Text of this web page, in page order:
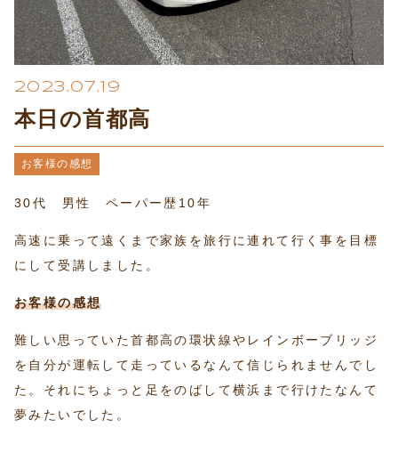
2023.07.19
本日の首都高
お客様の感想
30代 男性 ペーパー歴10年
高速に乗って遠くまで家族を旅行に連れて行く事を目標
にして受講しました。
お客様の感想
難しい思っていた首都高の環状線やレインボーブリッジ
を自分が運転して走っているなんて信じられませんでし
た。それにちょっと足をのばして横浜まで行けたなんて
夢みたいでした。